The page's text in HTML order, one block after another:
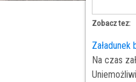
Zobacz tez:
Załadunek
Na czas